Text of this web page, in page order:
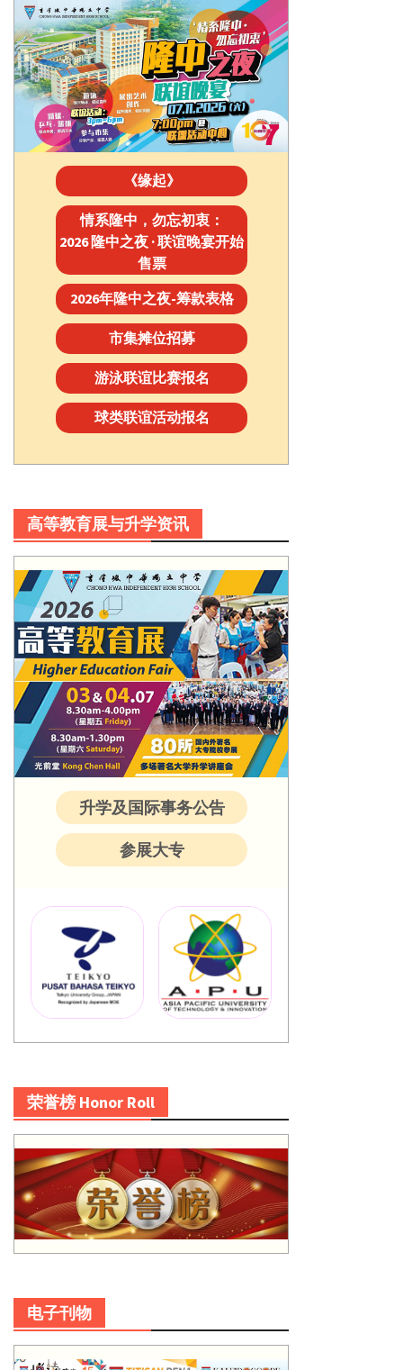
《缘起》
情系隆中，勿忘初衷：
2026 隆中之夜 · 联谊晚宴开始
售票
2026年隆中之夜-筹款表格
市集摊位招募
游泳联谊比赛报名
球类联谊活动报名
高等教育展与升学资讯
升学及国际事务公告
参展大专
荣誉榜 Honor Roll
电子刊物